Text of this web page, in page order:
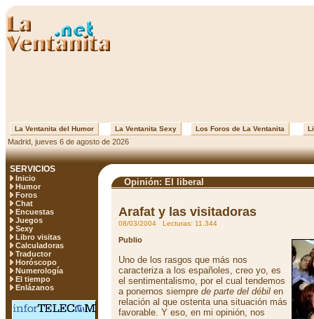
La Ventanita del Humor La Ventanita Sexy Los Foros de La Ventanita
Madrid, jueves 6 de agosto de 2026
SERVICIOS
Inicio
Humor
Foros
Chat
Encuestas
Juegos
Sexy
Libro visitas
Calculadoras
Traductor
Horóscopo
Numerología
El tiempo
Enlázanos
Opinión: El liberal
Arafat y las visitadoras
08/03/2004 Lecturas: 11.344
Publio
Uno de los rasgos que más nos
caracteriza a los españoles, creo yo, es
el sentimentalismo, por el cual tendemos
a ponernos siempre de parte del débil en
relación al que ostenta una situación más
favorable. Y eso, en mi opinión, nos